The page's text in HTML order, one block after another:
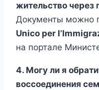
жительство через
Документы можно
Unico per
на портале
4. Могу ли я
воссоединения